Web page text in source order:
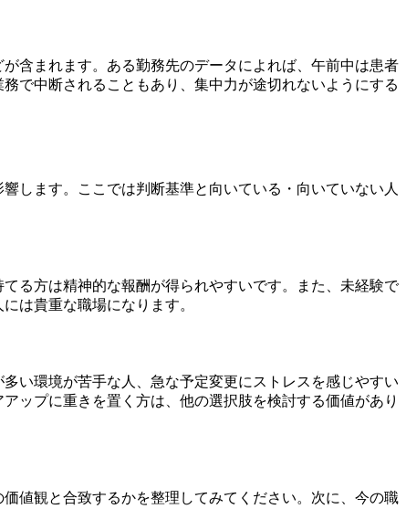
含まれます。ある勤務先のデータによれば、午前中は患者
で中断されることもあり、集中力が途切れないようにする
します。ここでは判断基準と向いている・向いていない人
る方は精神的な報酬が得られやすいです。また、未経験で
は貴重な職場になります。
い環境が苦手な人、急な予定変更にストレスを感じやすい
ップに重きを置く方は、他の選択肢を検討する価値があり
値観と合致するかを整理してみてください。次に、今の職